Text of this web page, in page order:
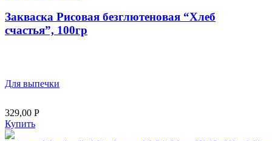
Закваска Рисовая безглютеновая “Хлеб
счастья”, 100гр
Для выпечки
329,00 Р
Купить